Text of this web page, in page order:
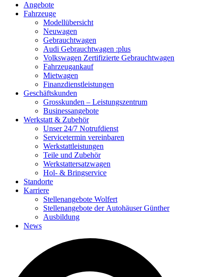
Angebote
Fahrzeuge
Modellübersicht
Neuwagen
Gebrauchtwagen
Audi Gebrauchtwagen :plus
Volkswagen Zertifizierte Gebrauchtwagen
Fahrzeugankauf
Mietwagen
Finanzdienstleistungen
Geschäftskunden
Grosskunden – Leistungszentrum
Businessangebote
Werkstatt & Zubehör
Unser 24/7 Notrufdienst
Servicetermin vereinbaren
Werkstattleistungen
Teile und Zubehör
Werkstattersatzwagen
Hol- & Bringservice
Standorte
Karriere
Stellenangebote Wolfert
Stellenangebote der Autohäuser Günther
Ausbildung
News